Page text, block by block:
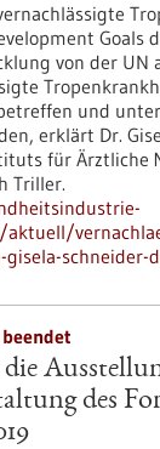
Goals
von der UN
und
erklärt Dr.
für Ärztliche
Triller.
schneider-
des